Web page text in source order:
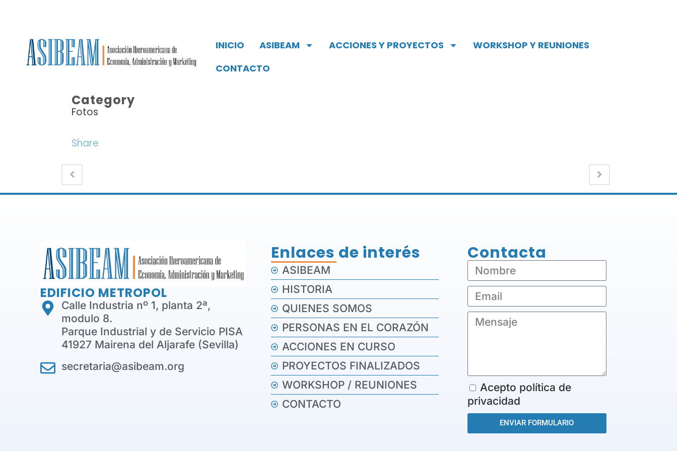
INICIO ASIBEAM ACCIONES Y PROYECTOS
WORKSHOP Y REUNIONES
CONTACTO
Category
Fotos
Share
EDIFICIO METROPOL
Calle Industria nº 1, planta 2ª,
modulo 8.
Parque Industrial y de Servicio PISA
41927 Mairena del Aljarafe (Sevilla)
secretaria@asibeam.org
Enlaces de interés
ASIBEAM
HISTORIA
QUIENES SOMOS
PERSONAS EN EL CORAZÓN
ACCIONES EN CURSO
PROYECTOS FINALIZADOS
WORKSHOP / REUNIONES
CONTACTO
Contacta
Acepto política de
privacidad
ENVIAR FORMULARIO